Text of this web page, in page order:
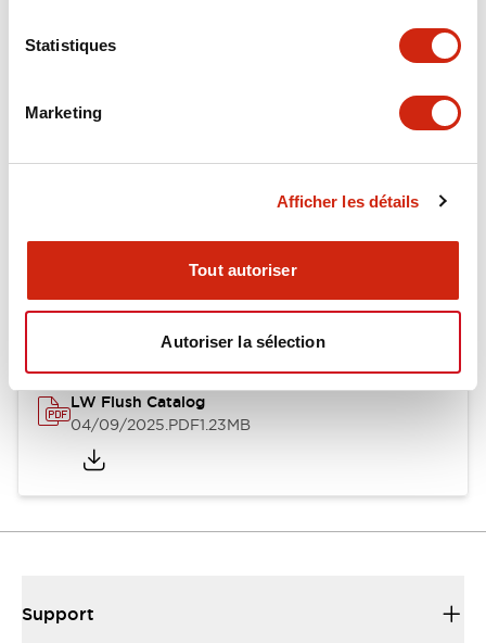
Statistiques
Marketing
Afficher les détails
Tout autoriser
Autoriser la sélection
Mechanical Specifications
Mounting and Installation Specifications
Documents et fichiers
Catalogues Et Brochures Fichiers CAO Approbations Et
LW Flush Catalog
04/09/2025.PDF1.23MB
Support